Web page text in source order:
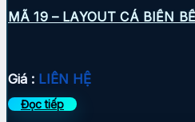
MÃ 19 – LAYOUT CÁ BIỂN
Giá : LIÊN HỆ
Đọc tiếp